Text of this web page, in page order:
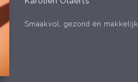
Smaakvol, gezond én makkelijk